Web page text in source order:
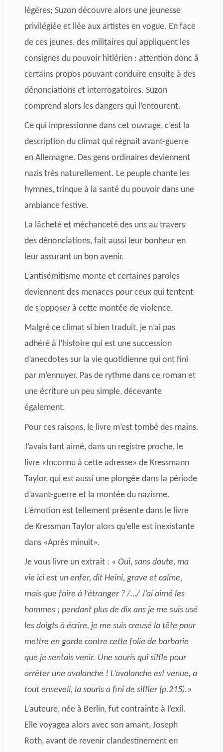
légères; Suzon découvre alors une jeunesse
privilégiée et liée aux artistes en vogue. En face
de ces jeunes, des militaires qui appliquent les
consignes du pouvoir hitlérien : attention donc à
certains propos pouvant conduire ensuite à des
dénonciations et interrogatoires. Suzon
comprend alors les dangers qui l’entourent.
Ce qui impressionne dans cet ouvrage, c’est la
description du climat qui régnait avant-guerre
en Allemagne. Des gens ordinaires deviennent
nazis très naturellement. Le peuple chante les
hymnes, trinque à la santé du pouvoir dans une
ambiance festive.
La lâcheté et méchanceté des uns au travers
des dénonciations, fait aussi leur bonheur en
leur assurant un bon avenir.
L’antisémitisme monte et certaines paroles
deviennent des menaces pour ceux qui tentent
de s’opposer à cette montée de violence.
Malgré ce climat si bien traduit, je n’ai pas
adhéré à l’histoire qui est une succession
d’anecdotes sur la vie quotidienne qui ont fini
par m’ennuyer. Pas de rythme dans ce roman et
une écriture un peu simple, décevante
également.
Pour ces raisons, le livre m’est tombé des mains.
J’avais tant aimé, dans un registre proche, le
livre «Inconnu à cette adresse» de Kressmann
Taylor, qui est aussi une plongée dans la période
d’avant-guerre et la montée du nazisme.
L’émotion est tellement présente dans le livre
de Kressman Taylor alors qu’elle est inexistante
dans «Après minuit».
Je vous livre un extrait : « Oui, sans doute, ma
vie ici est un enfer, dit Heini, grave et calme,
mais que faire à l’étranger ? /…/ J’ai aimé les
hommes ; pendant plus de dix ans je me suis usé
les doigts à écrire, je me suis creusé la tête pour
mettre en garde contre cette folie de barbarie
que je sentais venir. Une souris qui siffle pour
arrêter une avalanche ! L’avalanche est venue, a
tout enseveli, la souris a fini de siffler (p.215).»
L’auteure, née à Berlin, fut contrainte à l’exil.
Elle voyagea alors avec son amant, Joseph
Roth, avant de revenir clandestinement en